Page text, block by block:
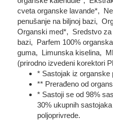
cveta organske lavande*,
penušanje na biljnoj bazi,
Organski med*, Sredstvo za
bazi, Parfem 100%
guma, Limunska kiselina,
(prirodno izvedeni korektori
* Sastojak iz organske
** Prerađeno od
* Sastoji se od 98%
30% ukupnih
poljoprivrede.